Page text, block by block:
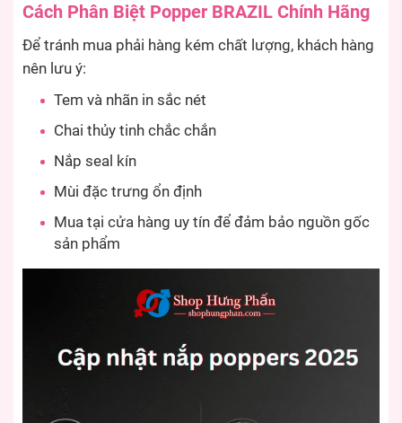
Cách Phân Biệt Popper BRAZIL Chính Hãng
Để tránh mua phải hàng kém chất lượng, khách hàng
nên lưu ý:
Tem và nhãn in sắc nét
Chai thủy tinh chắc chắn
Nắp seal kín
Mùi đặc trưng ổn định
Mua tại cửa hàng uy tín để đảm bảo nguồn gốc
sản phẩm